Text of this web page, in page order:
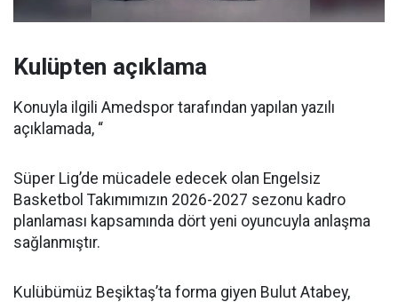
Kulüpten açıklama
Konuyla ilgili Amedspor tarafından yapılan yazılı
açıklamada, “
Süper Lig’de mücadele edecek olan Engelsiz
Basketbol Takımımızın 2026-2027 sezonu kadro
planlaması kapsamında dört yeni oyuncuyla anlaşma
sağlanmıştır.
Kulübümüz Beşiktaş’ta forma giyen Bulut Atabey,